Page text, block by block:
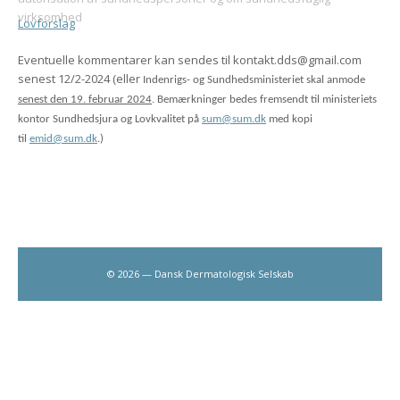
virksomhed
Lovforslag
Eventuelle kommentarer kan sendes til kontakt.dds@gmail.com
senest 12/2-2024 (eller Indenrigs- og Sundhedsministeriet skal anmode
senest den 19. februar 2024. Bemærkninger bedes fremsendt til ministeriets
kontor Sundhedsjura og Lovkvalitet på sum@sum.dk med kopi
til emid@sum.dk.)
© 2026 — Dansk Dermatologisk Selskab